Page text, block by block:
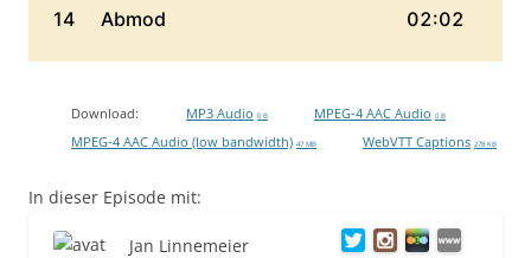
Download: MP3 Audio 0 B MPEG-4 AAC Audio 0 B
MPEG-4 AAC Audio (low bandwidth) 47 MB WebVTT Captions 278 KB
In dieser Episode mit:
Jan Linnemeier